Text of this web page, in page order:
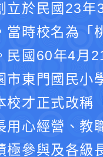
立於民國23
當時校名為「
民國60年4月
市東門國民小
校才正式改稱
用心經營、教
極參與及各級